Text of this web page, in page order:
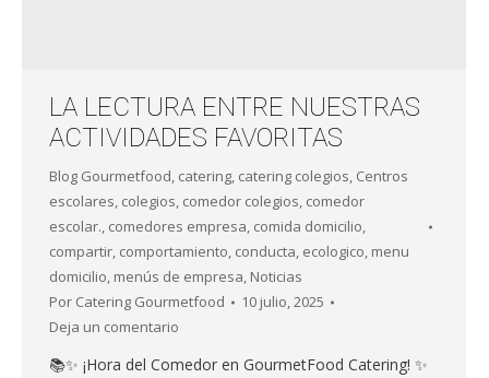
LA LECTURA ENTRE NUESTRAS
ACTIVIDADES FAVORITAS
Blog Gourmetfood, catering, catering colegios, Centros
escolares, colegios, comedor colegios, comedor
escolar., comedores empresa, comida domicilio,
compartir, comportamiento, conducta, ecologico, menu
domicilio, menús de empresa, Noticias
Por Catering Gourmetfood
10 julio, 2025
Deja un comentario
📚✨ ¡Hora del Comedor en GourmetFood Catering! ✨